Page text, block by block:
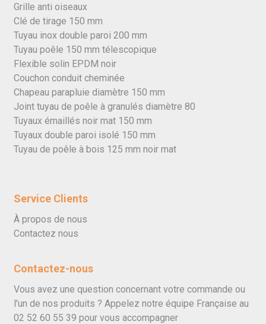
Grille anti oiseaux
Clé de tirage 150 mm
Tuyau inox double paroi 200 mm
Tuyau poêle 150 mm télescopique
Flexible solin EPDM noir
Couchon conduit cheminée
Chapeau parapluie diamètre 150 mm
Joint tuyau de poêle à granulés diamètre 80
Tuyaux émaillés noir mat 150 mm
Tuyaux double paroi isolé 150 mm
Tuyau de poêle à bois 125 mm noir mat
Service Clients
À propos de nous
Contactez nous
Contactez-nous
Vous avez une question concernant votre commande ou
l'un de nos produits ? Appelez notre équipe Française au
02 52 60 55 39 pour vous accompagner